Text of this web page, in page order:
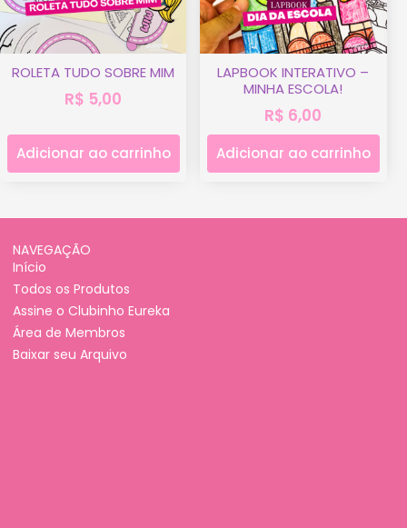
ROLETA TUDO SOBRE MIM
R$ 5,00
Adicionar ao carrinho
LAPBOOK INTERATIVO –
MINHA ESCOLA!
R$ 6,00
Adicionar ao carrinho
NAVEGAÇÃO
Início
Todos os Produtos
Assine o Clubinho Eureka
Área de Membros
Baixar seu Arquivo